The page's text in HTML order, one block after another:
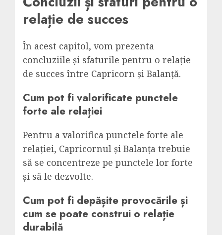
relație de succes
În acest capitol, vom prezenta
concluziile și sfaturile pentru o relație
de succes între Capricorn și Balanță.
Cum pot fi valorificate punctele
forte ale relației
Pentru a valorifica punctele forte ale
relației, Capricornul și Balanța trebuie
să se concentreze pe punctele lor forte
și să le dezvolte.
Cum pot fi depășite provocările și
cum se poate construi o relație
durabilă